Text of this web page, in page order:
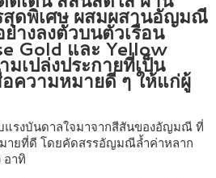
สุดพิเศษ ผสมผสานอัญมณี
างลงตัวบนตัวเรือน
Gold และ Yellow
เปล่งประกายที่เป็น
ความหมายดี ๆ ให้แก่ผู้
แรงบันดาลใจมาจากสีสันของอัญมณี ที่
ายที่ดี โดยคัดสรรอัญมณีล้ำค่าหลาก
อาทิ